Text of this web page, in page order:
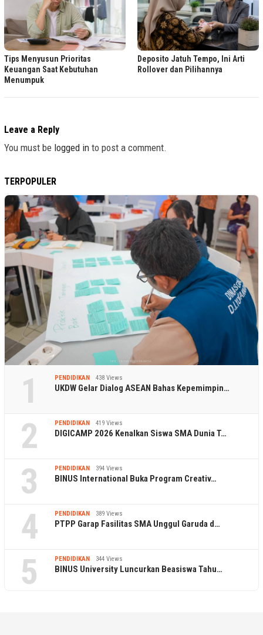
Tips Menyusun Prioritas
Keuangan Saat Kebutuhan
Menumpuk
Deposito Jatuh Tempo, Ini Arti
Rollover dan Pilihannya
Leave a Reply
You must be logged in to post a comment.
TERPOPULER
1 PENDIDIKAN 438 Views
UKDW Gelar Dialog ASEAN Bahas Kepemimpin…
2 PENDIDIKAN 419 Views
DIGICAMP 2026 Kenalkan Siswa SMA Dunia T…
3 PENDIDIKAN 394 Views
BINUS International Buka Program Creativ…
4 PENDIDIKAN 389 Views
PTPP Garap Fasilitas SMA Unggul Garuda d…
5 PENDIDIKAN 344 Views
BINUS University Luncurkan Beasiswa Tahu…